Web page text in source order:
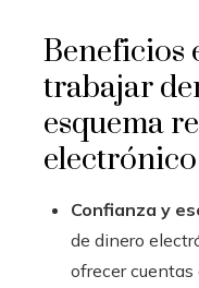
Beneficios
trabajar
esquema
electrónico
Confianza y
de dinero
ofrecer